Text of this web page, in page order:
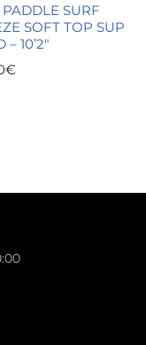
SURF
SOFT TOP SUP
10’2″
€